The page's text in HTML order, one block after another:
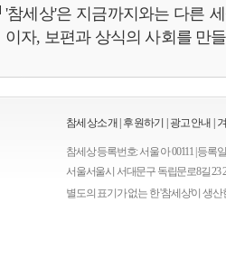
'참세상'은 지금까지와는 다른
이자, 보편과 상식의 사회를 만
참세상소개 후원하기 광고안내
참세상 등록번호: 서울 아 00111 | 등록
서울서울시 서대문구 독립문로8길 23
별도의 표기가 없는 한 '참세상'이 생